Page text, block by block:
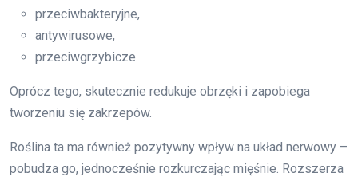
przeciwbakteryjne,
antywirusowe,
przeciwgrzybicze.
Oprócz tego, skutecznie redukuje obrzęki i zapobiega
tworzeniu się zakrzepów.
Roślina ta ma również pozytywny wpływ na układ nerwowy –
pobudza go, jednocześnie rozkurczając mięśnie. Rozszerza